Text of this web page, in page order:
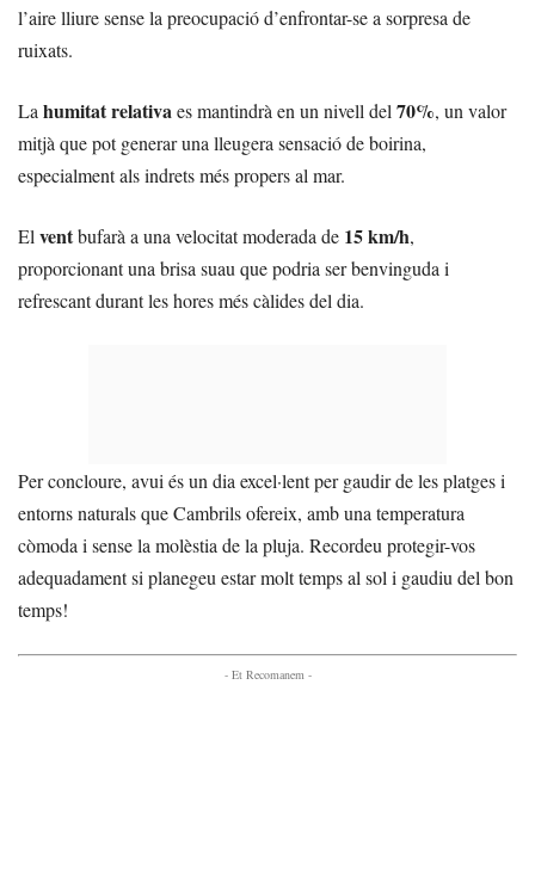
l’aire lliure sense la preocupació d’enfrontar-se a sorpresa de
ruixats.
Lahumitat relativaes mantindrà en un nivell del70%, un valor
mitjà que pot generar una lleugera sensació de boirina,
especialment als indrets més propers al mar.
Elventbufarà a una velocitat moderada de 15 km/h,
proporcionant una brisa suau que podria ser benvinguda i
refrescant durant les hores més càlides del dia.
Per concloure, avui és un dia excel·lent per gaudir de les platges i
entorns naturals que Cambrils ofereix, amb una temperatura
còmoda i sense la molèstia de la pluja. Recordeu protegir-vos
adequadament si planegeu estar molt temps al sol i gaudiu del bon
temps!
- Et Recomanem -